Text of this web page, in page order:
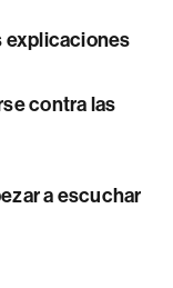
explicaciones
contra las
a escuchar